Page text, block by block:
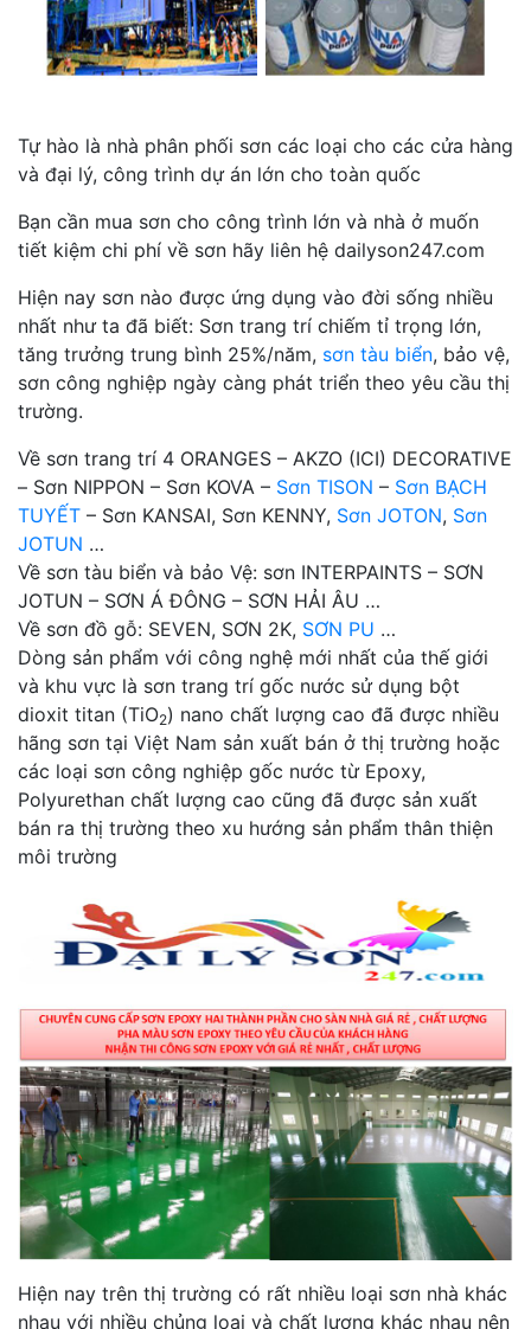
Tự hào là nhà phân phối sơn các loại cho các cửa hàng
và đại lý, công trình dự án lớn cho toàn quốc
Bạn cần mua sơn cho công trình lớn và nhà ở muốn
tiết kiệm chi phí về sơn hãy liên hệ dailyson247.com
Hiện nay sơn nào được ứng dụng vào đời sống nhiều
nhất như ta đã biết: Sơn trang trí chiếm tỉ trọng lớn,
tăng trưởng trung bình 25%/năm, sơn tàu biển, bảo vệ,
sơn công nghiệp ngày càng phát triển theo yêu cầu thị
trường.
Về sơn trang trí 4 ORANGES – AKZO (ICI) DECORATIVE
– Sơn NIPPON – Sơn KOVA – Sơn TISON – Sơn BẠCH
TUYẾT – Sơn KANSAI, Sơn KENNY, Sơn JOTON, Sơn
JOTUN …
Về sơn tàu biển và bảo Vệ: sơn INTERPAINTS – SƠN
JOTUN – SƠN Á ĐÔNG – SƠN HẢI ÂU …
Về sơn đồ gỗ: SEVEN, SƠN 2K, SƠN PU …
Dòng sản phẩm với công nghệ mới nhất của thế giới
và khu vực là sơn trang trí gốc nước sử dụng bột
dioxit titan (TiO2) nano chất lượng cao đã được nhiều
hãng sơn tại Việt Nam sản xuất bán ở thị trường hoặc
các loại sơn công nghiệp gốc nước từ Epoxy,
Polyurethan chất lượng cao cũng đã được sản xuất
bán ra thị trường theo xu hướng sản phẩm thân thiện
môi trường
Hiện nay trên thị trường có rất nhiều loại sơn nhà khác
nhau với nhiều chủng loại và chất lượng khác nhau nên